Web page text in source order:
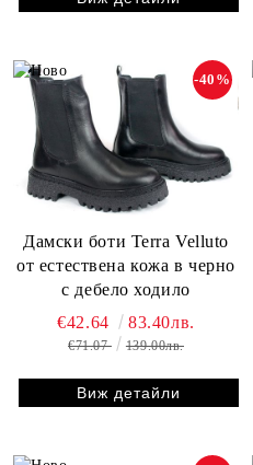
Дамски боти Terra Velluto
от естествена кожа в черно
с дебело ходило
-40%
€42.64 83.40лв.
€71.07 139.00лв.
Виж детайли